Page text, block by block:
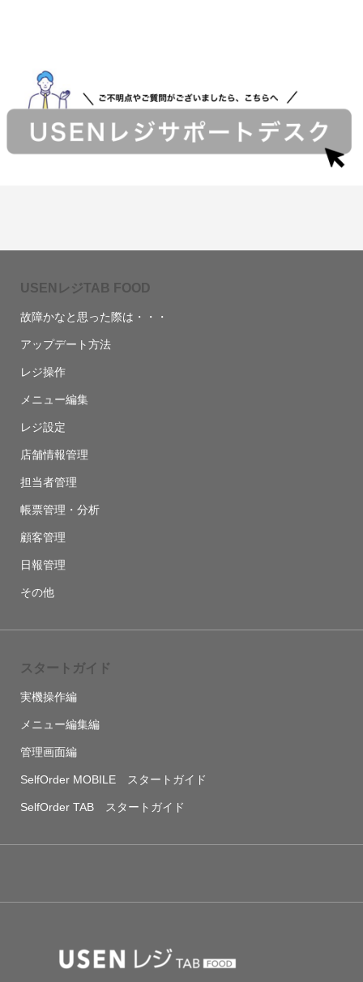
USENレジTAB FOOD
故障かなと思った際は・・・
アップデート方法
レジ操作
メニュー編集
レジ設定
店舗情報管理
担当者管理
帳票管理・分析
顧客管理
日報管理
その他
スタートガイド
実機操作編
メニュー編集編
管理画面編
SelfOrder MOBILE スタートガイド
SelfOrder TAB スタートガイド